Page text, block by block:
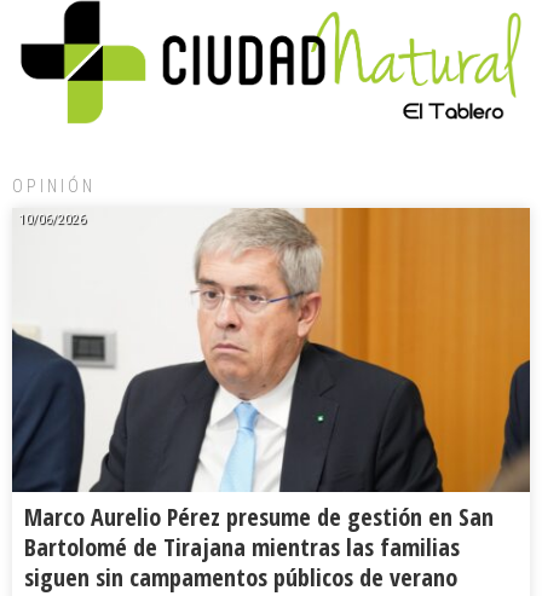
OPINIÓN
10/06/2026
Marco Aurelio Pérez presume de gestión en San
Bartolomé de Tirajana mientras las familias
siguen sin campamentos públicos de verano